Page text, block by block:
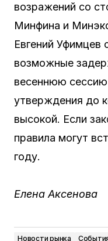
возражений со
Минфина и
Евгений Уфимцев
возможные
весеннюю
утверждения до
высокой. Если
правила могут
году.
Елена Аксенова
Новости рынка